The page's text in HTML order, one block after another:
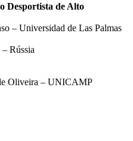
Desportista de Alto
– Universidad de Las Palmas
Rússia
Oliveira – UNICAMP